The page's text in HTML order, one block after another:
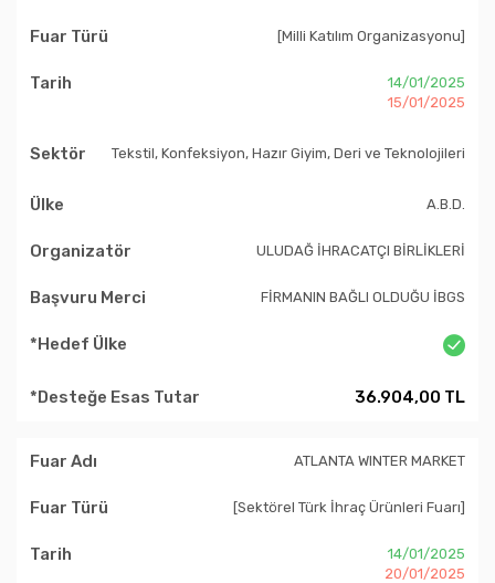
[Milli Katılım Organizasyonu]
14/01/2025
15/01/2025
Tekstil, Konfeksiyon, Hazır Giyim, Deri ve Teknolojileri
A.B.D.
ULUDAĞ İHRACATÇI BİRLİKLERİ
FİRMANIN BAĞLI OLDUĞU İBGS
36.904,00 TL
ATLANTA WINTER MARKET
[Sektörel Türk İhraç Ürünleri Fuarı]
14/01/2025
20/01/2025